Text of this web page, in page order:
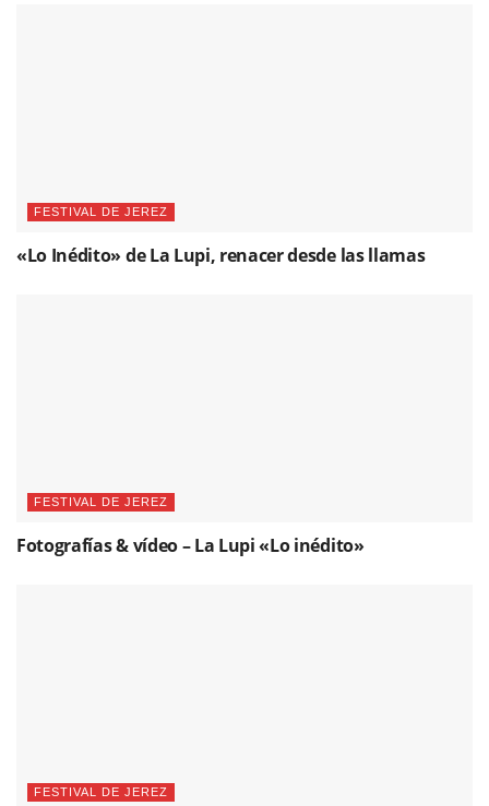
FESTIVAL DE JEREZ
«Lo Inédito» de La Lupi, renacer desde las llamas
FESTIVAL DE JEREZ
Fotografías & vídeo – La Lupi «Lo inédito»
FESTIVAL DE JEREZ